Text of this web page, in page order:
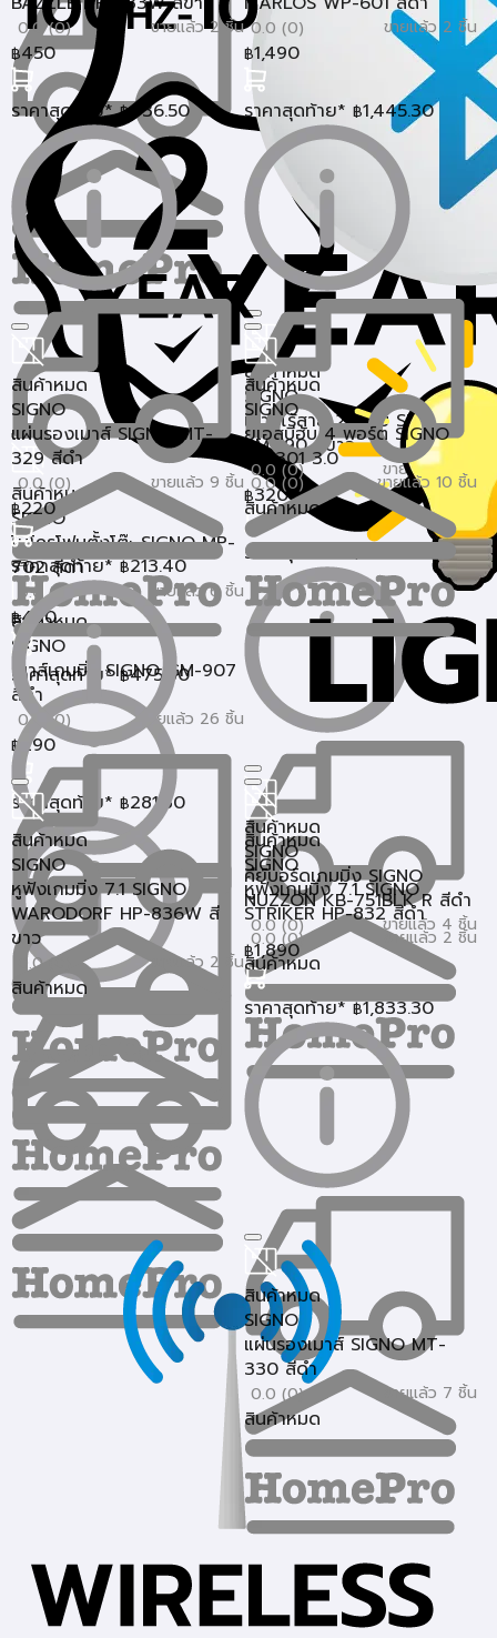
สินค้าหมด
SIGNO
เมาส์เกมมิ่ง SIGNO GM-907
สีดำ
0.0 (0) ขายแล้ว 26 ชิ้น
฿ 290
ราคาสุดท้าย* ฿281.30
สินค้าหมด
SIGNO
เมาส์ไร้สาย 2 ระบบ SIGNO
BM-190 สีขาว
0.0 (0) ขายแล้ว 11 ชิ้น
฿320
ราคาสุดท้าย* ฿310.40
สินค้าหมด
SIGNO
ไมโครโฟนตั้งโต๊ะ SIGNO MP-
702 สีดำ
0.0 (0) ขายแล้ว 6 ชิ้น
฿490
ราคาสุดท้าย* ฿475.30
สินค้าหมด
SIGNO
คีย์บอร์ดเกมมิ่ง SIGNO
NUZZON KB-751BLK R สีดำ
0.0 (0) ขายแล้ว 4 ชิ้น
฿1,890
ราคาสุดท้าย* ฿1,833.30
0.0 (0) ขายแล้ว 2 ชิ้น
฿450
ราคาสุดท้าย* ฿436.50
0.0 (0) ขายแล้ว 2 ชิ้น
฿1,490
ราคาสุดท้าย* ฿1,445.30
สินค้าหมด
SIGNO
แผ่นรองเมาส์ SIGNO MT-
329 สีดำ
0.0 (0) ขายแล้ว 9 ชิ้น
฿220
ราคาสุดท้าย* ฿213.40
สินค้าหมด
SIGNO
ยูเอสบีฮับ 4 พอร์ต SIGNO
HB-301 3.0
0.0 (0) ขายแล้ว 10 ชิ้น
สินค้าหมด
สินค้าหมด
SIGNO
หูฟังเกมมิ่ง 7.1 SIGNO
WARODORF HP-836W สี
ขาว
0.0 (0) ขายแล้ว 2 ชิ้น
สินค้าหมด
สินค้าหมด
SIGNO
หูฟังเกมมิ่ง 7.1 SIGNO
STRIKER HP-832 สีดำ
0.0 (0) ขายแล้ว 2 ชิ้น
สินค้าหมด
สินค้าหมด
SIGNO
แผ่นรองเมาส์ SIGNO MT-
330 สีดำ
0.0 (0) ขายแล้ว 7 ชิ้น
สินค้าหมด